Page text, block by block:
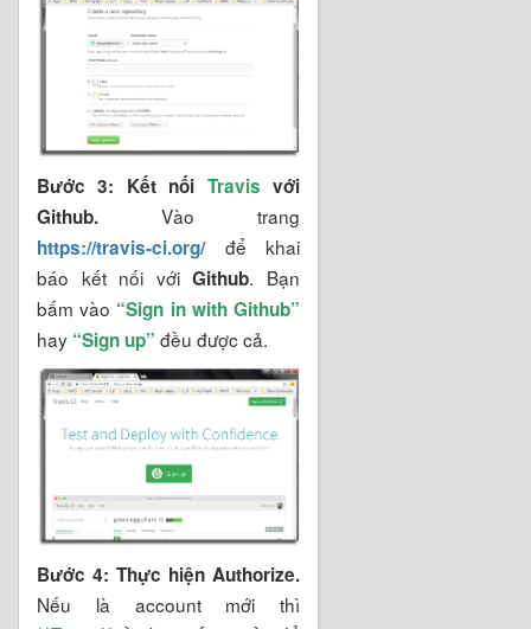
Bước 3: Kết nối Travis với
Github. Vào trang
https://travis-ci.org/để khai
báo kết nối vớiGithub. Bạn
bấm vào “Sign in with Github”
hay “Sign up” đều được cả.
Bước 4: Thực hiện Authorize.
Nếu là account mới thì